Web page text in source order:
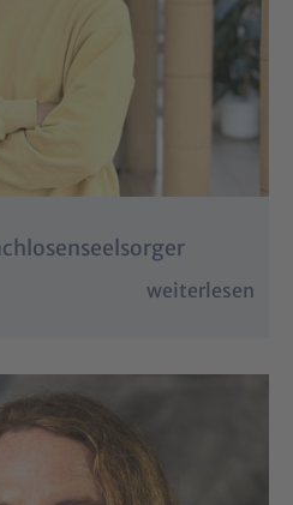
weiterlesen